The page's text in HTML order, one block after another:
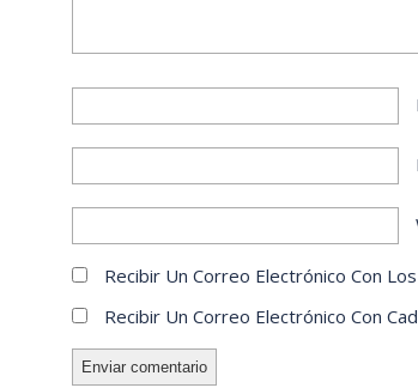
Recibir Un Correo Electrónico Con
Recibir Un Correo Electrónico Con